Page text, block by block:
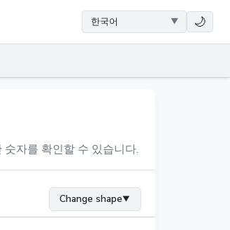
🌙
자를 확인할 수 있습니다.
Change shape▼